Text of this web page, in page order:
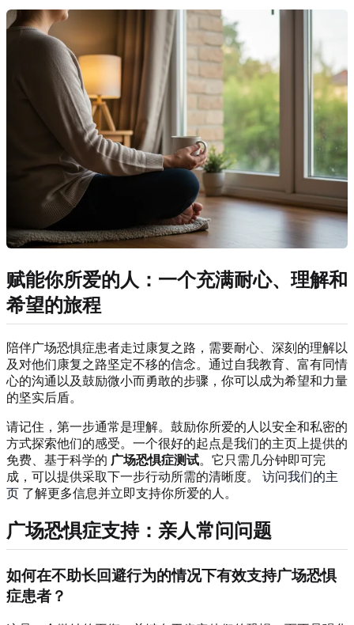
赋能你所爱的人：一个充满耐心、理解和
希望的旅程
陪伴广场恐惧症患者走过康复之路，需要耐心、深刻的理解以
及对他们康复之路坚定不移的信念。通过自我教育、富有同情
心的沟通以及鼓励微小而勇敢的步骤，你可以成为希望和力量
的坚实后盾。
请记住，第一步通常是理解。鼓励你所爱的人以安全和私密的
方式探索他们的感受。一个很好的起点是我们的主页上提供的
免费、基于科学的 广场恐惧症测试。它只需几分钟即可完
成，可以提供采取下一步行动所需的清晰度。 访问我们的主
页 了解更多信息并立即支持你所爱的人。
广场恐惧症支持：亲人常问问题
如何在不助长回避行为的情况下有效支持广场恐惧
症患者？